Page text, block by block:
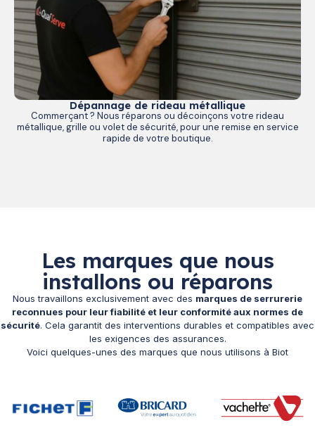
Dépannage de rideau métallique
Commerçant ? Nous réparons ou décoinçons votre rideau
métallique, grille ou volet de sécurité, pour une remise en service
rapide de votre boutique.
Les marques que nous
installons ou réparons
Nous travaillons exclusivement avec des marques de serrurerie
reconnues pour leur fiabilité et leur conformité aux normes de
sécurité. Cela garantit des interventions durables et compatibles avec
les exigences des assurances.
Voici quelques-unes des marques que nous utilisons à Biot